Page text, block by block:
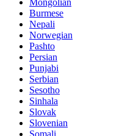
Mongolian
Burmese
Nepali
Norwegian
Pashto
Persian
Punjabi
Serbian
Sesotho
Sinhala
Slovak
Slovenian